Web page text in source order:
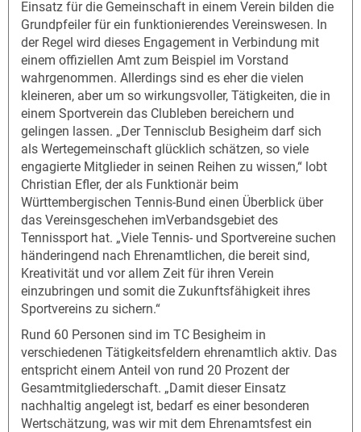
Einsatz für die Gemeinschaft in einem Verein bilden die
Grundpfeiler für ein funktionierendes Vereinswesen. In
der Regel wird dieses Engagement in Verbindung mit
einem offiziellen Amt zum Beispiel im Vorstand
wahrgenommen. Allerdings sind es eher die vielen
kleineren, aber um so wirkungsvoller, Tätigkeiten, die in
einem Sportverein das Clubleben bereichern und
gelingen lassen. „Der Tennisclub Besigheim darf sich
als Wertegemeinschaft glücklich schätzen, so viele
engagierte Mitglieder in seinen Reihen zu wissen,“ lobt
Christian Efler, der als Funktionär beim
Württembergischen Tennis-Bund einen Überblick über
das Vereinsgeschehen imVerbandsgebiet des
Tennissport hat. „Viele Tennis- und Sportvereine suchen
händeringend nach Ehrenamtlichen, die bereit sind,
Kreativität und vor allem Zeit für ihren Verein
einzubringen und somit die Zukunftsfähigkeit ihres
Sportvereins zu sichern.“
Rund 60 Personen sind im TC Besigheim in
verschiedenen Tätigkeitsfeldern ehrenamtlich aktiv. Das
entspricht einem Anteil von rund 20 Prozent der
Gesamtmitgliederschaft. „Damit dieser Einsatz
nachhaltig angelegt ist, bedarf es einer besonderen
Wertschätzung, was wir mit dem Ehrenamtsfest ein